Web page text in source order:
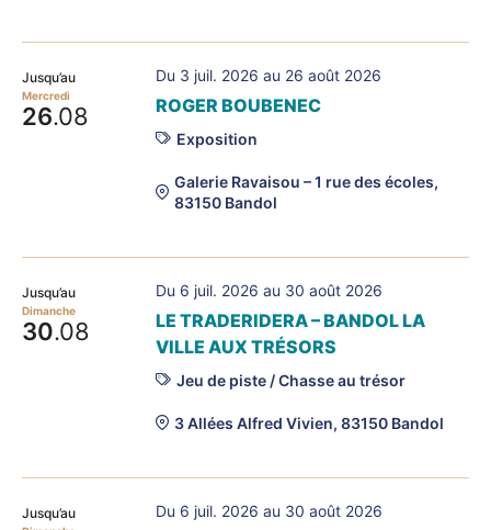
Jusqu’au
Mercredi
26.08
Du 3 juil. 2026 au 26 août 2026
ROGER BOUBENEC
Exposition
Galerie Ravaisou – 1 rue des écoles,
83150 Bandol
Jusqu’au
Dimanche
30.08
Du 6 juil. 2026 au 30 août 2026
LE TRADERIDERA – BANDOL LA
VILLE AUX TRÉSORS
Jeu de piste / Chasse au trésor
3 Allées Alfred Vivien, 83150 Bandol
Jusqu’au Du 6 juil. 2026 au 30 août 2026